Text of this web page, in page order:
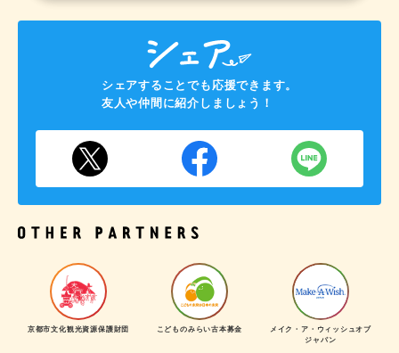
シェアすることでも応援できます。
友人や仲間に紹介しましょう！
京都市文化観光資源保護財団 こどものみらい古本募金
メイク・ア・ウィッシュオブ
ジャパン